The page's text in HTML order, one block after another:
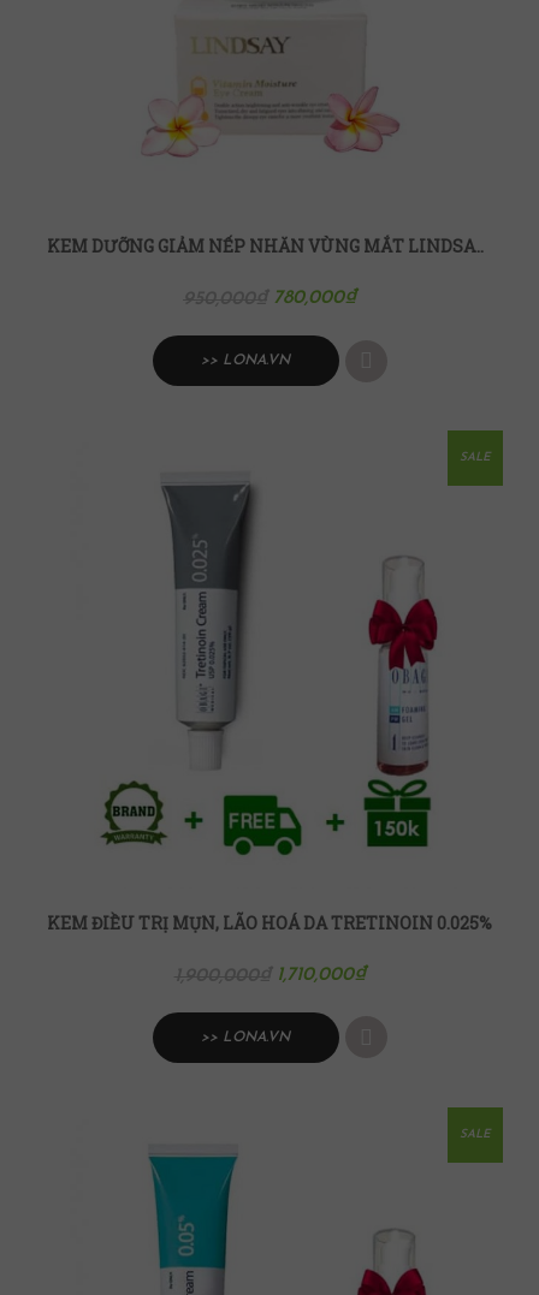
KEM DƯỠNG GIẢM NẾP NHĂN VÙNG MẮT LINDSAY 30G
780,000₫
>> LONA.VN
SALE
KEM ĐIỀU TRỊ MỤN, LÃO HOÁ DA TRETINOIN 0.025%
1,710,000₫
>> LONA.VN
SALE